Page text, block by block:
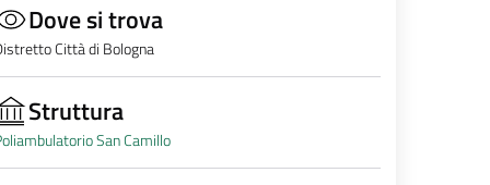
Dove si trova
Città di Bologna
Struttura
San Camillo